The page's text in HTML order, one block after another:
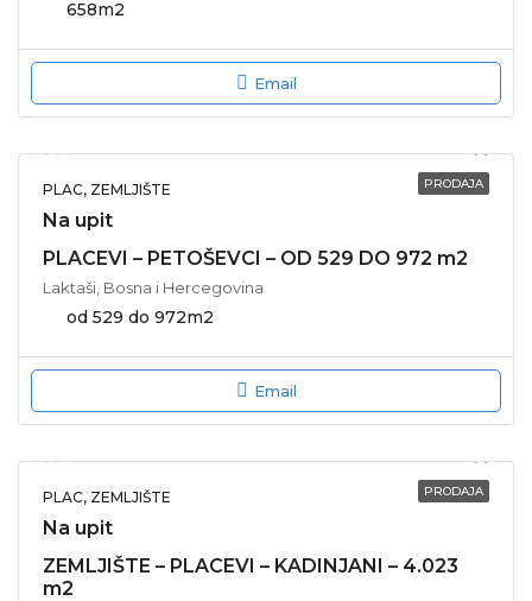
658m2
Email
PRODAJA
PLAC, ZEMLJIŠTE
Na upit
PLACEVI – PETOŠEVCI – OD 529 DO 972 m2
Laktaši, Bosna i Hercegovina
od 529 do 972m2
Email
PRODAJA
PLAC, ZEMLJIŠTE
Na upit
ZEMLJIŠTE – PLACEVI – KADINJANI – 4.023
m2